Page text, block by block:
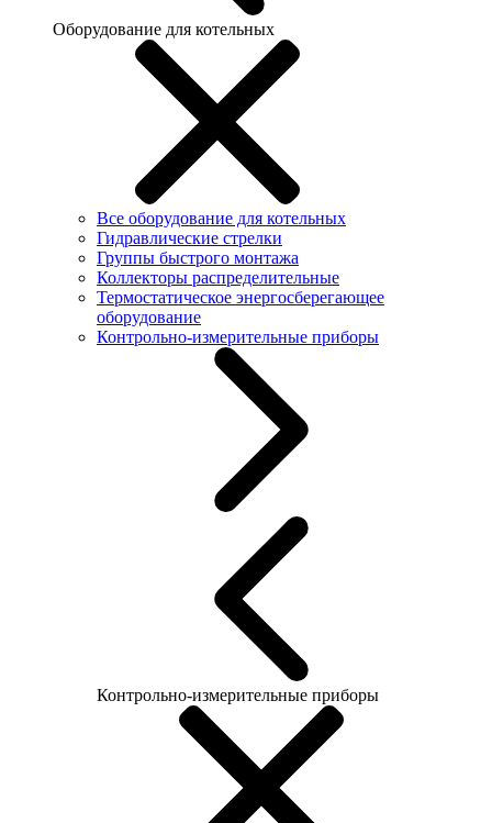
Оборудование для котельных
Все оборудование для котельных
Гидравлические стрелки
Группы быстрого монтажа
Коллекторы распределительные
Термостатическое энергосберегающее
оборудование
Контрольно-измерительные приборы
Контрольно-измерительные приборы